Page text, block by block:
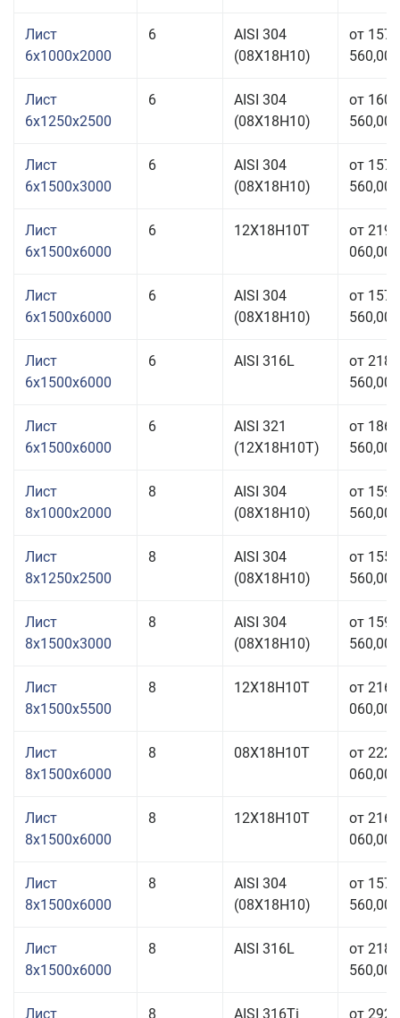
Лист
6x1000x2000
6
AISI 304
(08Х18Н10)
от 157
560,00
Лист
6x1250x2500
6
AISI 304
(08Х18Н10)
от 160
560,00
Лист
6x1500x3000
6
AISI 304
(08Х18Н10)
от 157
560,00
Лист
6x1500x6000
6 12Х18Н10Т
от 219
060,00
Лист
6x1500x6000
6
AISI 304
(08Х18Н10)
от 157
560,00
Лист
6x1500x6000
6 AISI 316L
от 218
560,00
Лист
6x1500x6000
6
AISI 321
(12Х18Н10Т)
от 186
560,00
Лист
8x1000x2000
8
AISI 304
(08Х18Н10)
от 159
560,00
Лист
8x1250x2500
8
AISI 304
(08Х18Н10)
от 155
560,00
Лист
8x1500x3000
8
AISI 304
(08Х18Н10)
от 159
560,00
Лист
8x1500x5500
8 12Х18Н10Т
от 216
060,00
Лист
8x1500x6000
8 08Х18Н10Т
от 222
060,00
Лист
8x1500x6000
8 12Х18Н10Т
от 216
060,00
Лист
8x1500x6000
8
AISI 304
(08Х18Н10)
от 157
560,00
Лист
8x1500x6000
8 AISI 316L
от 218
560,00
Лист 8 AISI 316Ti от 292